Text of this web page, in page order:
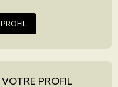
PROFIL